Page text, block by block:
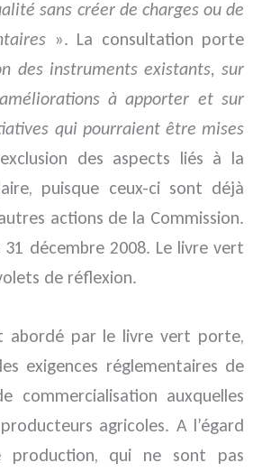
sans créer de charges ou de
». La consultation porte
des instruments existants, sur
à apporter et sur
qui pourraient être mises
des aspects liés à la
puisque ceux-ci sont déjà
actions de la Commission.
31 décembre 2008. Le livre vert
de réflexion.
abordé par le livre vert porte,
exigences réglementaires de
commercialisation auxquelles
agricoles. A l’égard
production, qui ne sont pas